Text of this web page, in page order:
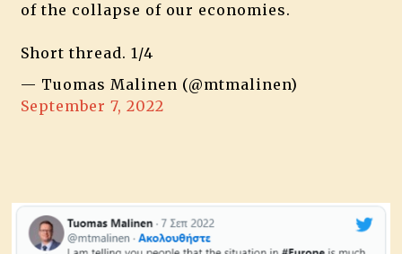
of the collapse of our economies.
Short thread. 1/4
— Tuomas Malinen (@mtmalinen)
September 7, 2022